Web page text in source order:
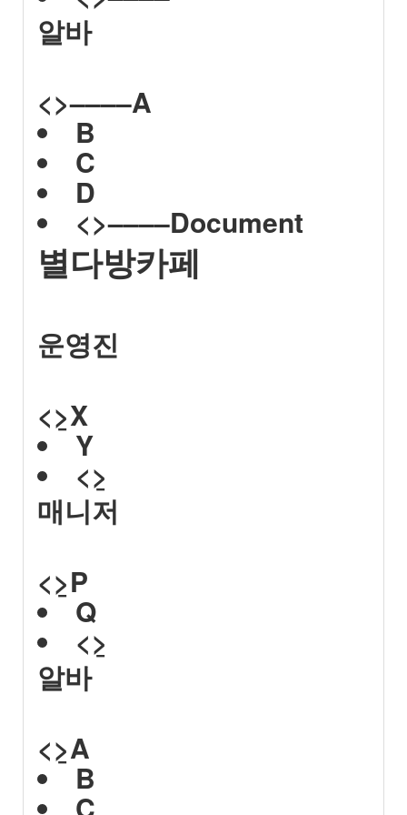
알바
<>––––A
B
C
D
<>––––Document
별다방카페
운영진
<>̲X
Y
<>̲
매니저
<>̲P
Q
<>̲
알바
<>̲A
B
C